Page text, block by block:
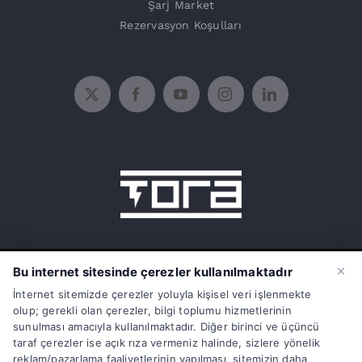
Şarj Market
Rezervasyon Koşulları
15 Temmuz Mah. 1468 Sok. No:5/31
info@torasarj.com
torateknik@hs01.kep.tr
×
Bu internet sitesinde çerezler kullanılmaktadır
İnternet sitemizde çerezler yoluyla kişisel veri işlenmekte
olup; gerekli olan çerezler, bilgi toplumu hizmetlerinin
sunulması amacıyla kullanılmaktadır. Diğer birinci ve üçüncü
taraf çerezler ise açık rıza vermeniz halinde, sizlere yönelik
reklam/pazarlama faaliyetlerinin yapılması, sitemizin daha